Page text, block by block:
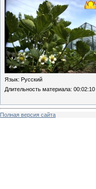
Язык: Русский
Длительность материала: 00:02:10
Полная версия сайта